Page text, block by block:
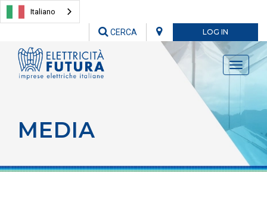
Italiano
LOG IN
CERCA
Toggle
MEDIA